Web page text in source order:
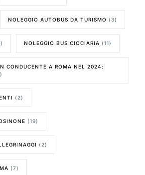
NOLEGGIO AUTOBUS DA TURISMO (3)
NOLEGGIO BUS CIOCIARIA (11)
CONDUCENTE A ROMA NEL 2024:
(2)
(19)
(2)
(7)